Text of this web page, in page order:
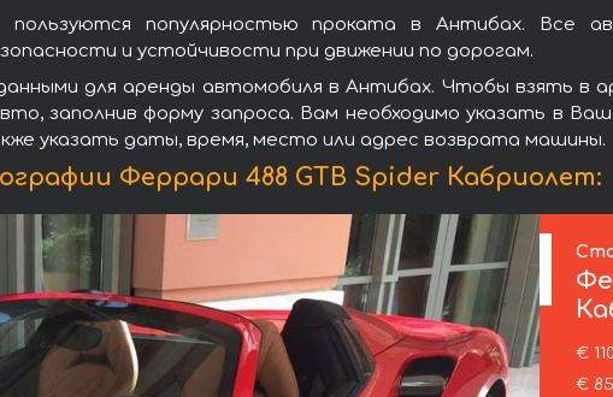
популярностью проката в Антибах. Все
и устойчивости при движении по дорогам.
для аренды автомобиля в Антибах. Чтобы взять в
заполнив форму запроса. Вам необходимо указать в
указать даты, время, место или адрес возврата машины.
Феррари 488 GTB Spider Кабриолет:
€
€